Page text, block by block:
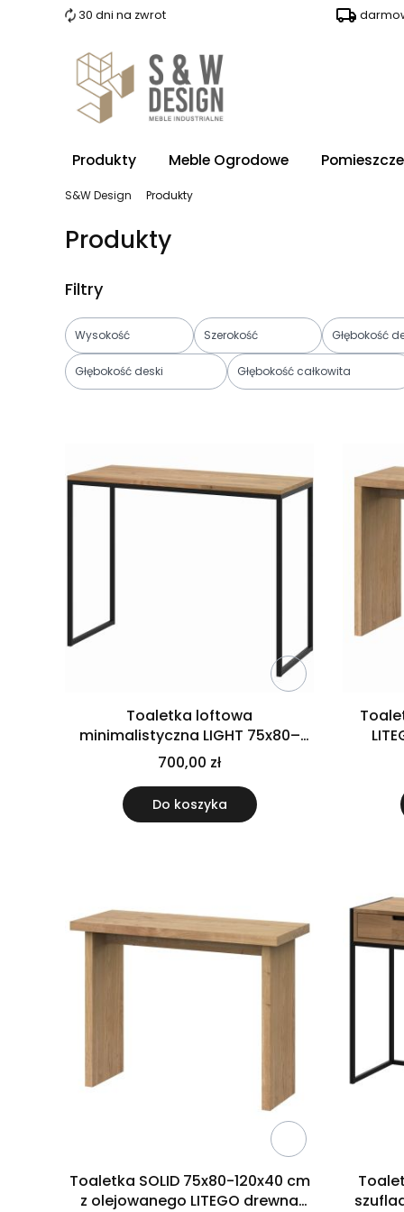
30 dni na zwrot
Produkty Meble Ogrodowe
S&W Design Produkty
Produkty
Filtry
Wysokość Szerokość Głębokość
Głębokość deski Głębokość całkowita
Toaletka loftowa
minimalistyczna LIGHT 75x80–
120x40 cm dąb i stal
700,00 zł
Do koszyka
Toaletka SOLID 75x80-120x40 cm
z olejowanego LITEGO drewna